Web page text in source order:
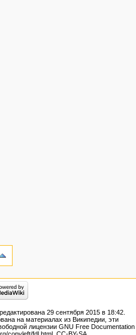
29 сентября 2015 в 18:42.
на материалах из Википедии, эти
лицензии GNU Free Documentation